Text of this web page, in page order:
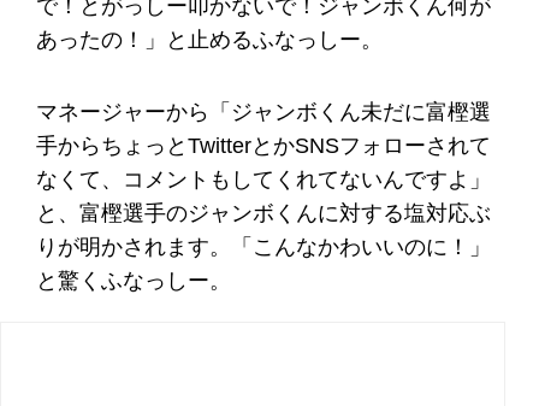
で！とがっしー叩かないで！ジャンボくん何が
あったの！」と止めるふなっしー。
マネージャーから「ジャンボくん未だに富樫選
手からちょっとTwitterとかSNSフォローされて
なくて、コメントもしてくれてないんですよ」
と、富樫選手のジャンボくんに対する塩対応ぶ
りが明かされます。「こんなかわいいのに！」
と驚くふなっしー。